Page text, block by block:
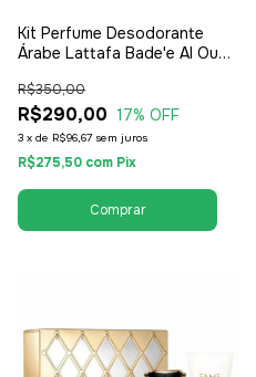
Kit Perfume Desodorante
Árabe Lattafa Bade'e Al Oud
Parfum - Unissex /
Compartilhável
R$290,00
R$350,00
17% OFF
3 x de R$96,67 sem juros
R$275,50 com Pix